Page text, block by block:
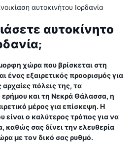
αυτοκινήτου Ιορδανία
αυτοκίνητο
χώρα που βρίσκεται στη
ένας εξαιρετικός προορισμός για
αρχαίες πόλεις της, τα
και τη Νεκρά Θάλασσα, η
μέρος για επίσκεψη. Η
είναι ο καλύτερος τρόπος για να
καθώς σας δίνει την ελευθερία
με τον δικό σας ρυθμό.